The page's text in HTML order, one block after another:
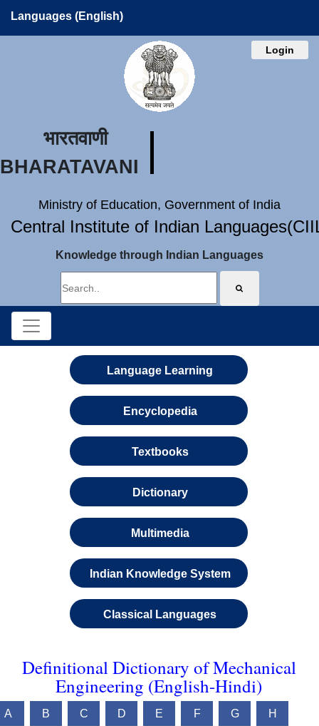
Languages (English)
Login
भारतवाणी
BHARATAVANI
Ministry of Education, Government of India
Central Institute of Indian
Knowledge through Indian Languages
Language Learning
Encyclopedia
Textbooks
Dictionary
Multimedia
Indian Knowledge System
Classical Languages
Definitional Dictionary of Mechanical
Engineering (English-Hindi)
A B C D E F G H